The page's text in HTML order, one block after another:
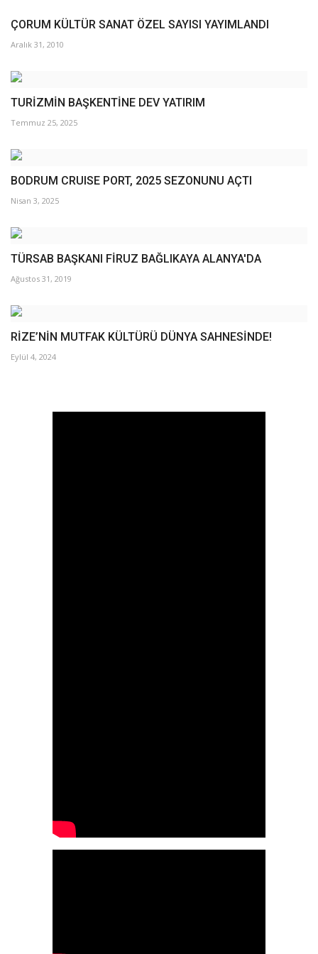
ÇORUM KÜLTÜR SANAT ÖZEL SAYISI YAYIMLANDI
Aralık 31, 2010
TURİZMİN BAŞKENTİNE DEV YATIRIM
Temmuz 25, 2025
BODRUM CRUISE PORT, 2025 SEZONUNU AÇTI
Nisan 3, 2025
TÜRSAB BAŞKANI FİRUZ BAĞLIKAYA ALANYA'DA
Ağustos 31, 2019
RİZE’NİN MUTFAK KÜLTÜRÜ DÜNYA SAHNESİNDE!
Eylül 4, 2024